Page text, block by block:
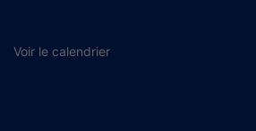
Voir le calendrier